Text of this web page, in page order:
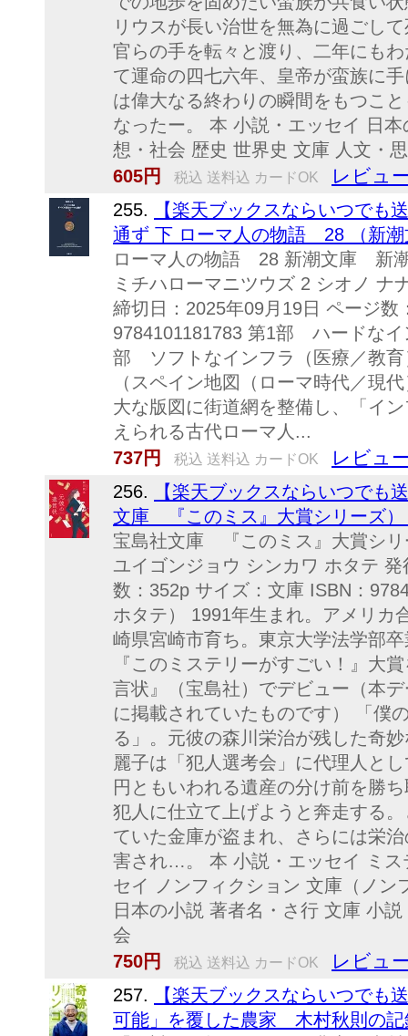
リウスが長い治世を無為に過ごし
官らの手を転々と渡り、二年にも
て運命の四七六年、皇帝が蛮族に
は偉大なる終わりの瞬間をもつこ
なったー。 本 小説・エッセイ 日
想・社会 歴史 世界史 文庫 人文・
605円
税込 送料込 カードOK レビュ
255.
【楽天ブックスならいつでも
通ず 下 ローマ人の物語 28 （新
ローマ人の物語 28 新潮文庫 新
ミチハローマニツウズ 2 シオノ ナ
締切日：2025年09月19日 ページ
9784101181783 第1部 ハードなイ
部 ソフトなインフラ（医療／教
（スペイン地図（ローマ時代／現
大な版図に街道網を整備し、「イ
えられる古代ローマ人...
737円
税込 送料込 カードOK レビュ
256.
【楽天ブックスならいつでも
文庫 『このミス』大賞シリーズ
宝島社文庫 『このミス』大賞シ
ユイゴンジョウ シンカワ ホタテ
数：352p サイズ：文庫 ISBN：
ホタテ） 1991年生まれ。アメリカ
崎県宮崎市育ち。東京大学法学部
『このミステリーがすごい！』大
言状』（宝島社）でデビュー（本
に掲載されていたものです） 「僕
る」。元彼の森川栄治が残した奇
麗子は「犯人選考会」に代理人と
円ともいわれる遺産の分け前を勝
犯人に仕立て上げようと奔走する
ていた金庫が盗まれ、さらには栄
害され…。 本 小説・エッセイ ミス
セイ ノンフィクション 文庫（ノン
日本の小説 著者名・さ行 文庫 小
会
750円
税込 送料込 カードOK レビュ
257.
【楽天ブックスならいつでも
可能」を覆した農家 木村秋則の